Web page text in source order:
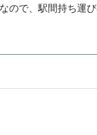
ので、駅間持ち運